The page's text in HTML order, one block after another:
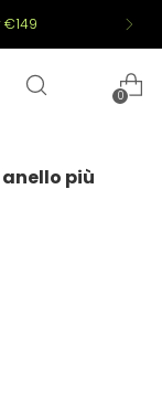
0
più